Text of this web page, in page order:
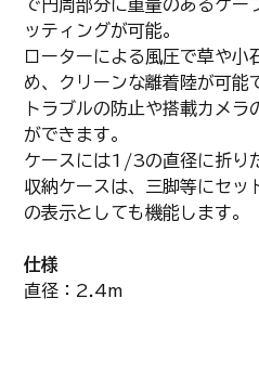
で円周部分に重量のあるケー
ッティングが可能。
ローターによる風圧で草や小
め、クリーンな離着陸が可能
トラブルの防止や搭載カメラ
ができます。
ケースには1/3の直径に折り
収納ケースは、三脚等にセッ
の表示としても機能します。
仕様
直径：2.4m